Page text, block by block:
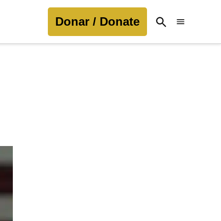
Donar / Donate
Open
Search